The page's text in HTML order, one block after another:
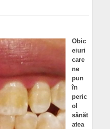
Obic
eiuri
care
ne
pun
în
peric
ol
sănăt
atea